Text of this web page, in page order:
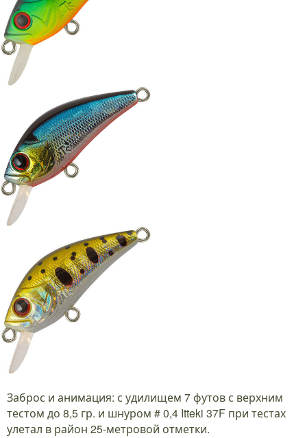
Заброс и анимация: с удилищем 7 футов с верхним
тестом до 8,5 гр. и шнуром # 0,4 Itteki 37F при тестах
улетал в район 25-метровой отметки.